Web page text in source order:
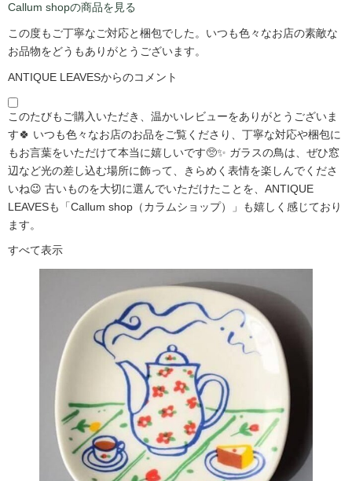
Callum shopの商品を見る
この度もご丁寧なご対応と梱包でした。いつも色々なお店の素敵な
お品物をどうもありがとうございます。
ANTIQUE LEAVESからのコメント
このたびもご購入いただき、温かいレビューをありがとうございま
す🍀 いつも色々なお店のお品をご覧くださり、丁寧な対応や梱包に
もお言葉をいただけて本当に嬉しいです🥺✨ ガラスの鳥は、ぜひ窓
辺など光の差し込む場所に飾って、きらめく表情を楽しんでくださ
いね😉 古いものを大切に選んでいただけたことを、ANTIQUE
LEAVESも「Callum shop（カラムショップ）」も嬉しく感じており
ます。
すべて表示